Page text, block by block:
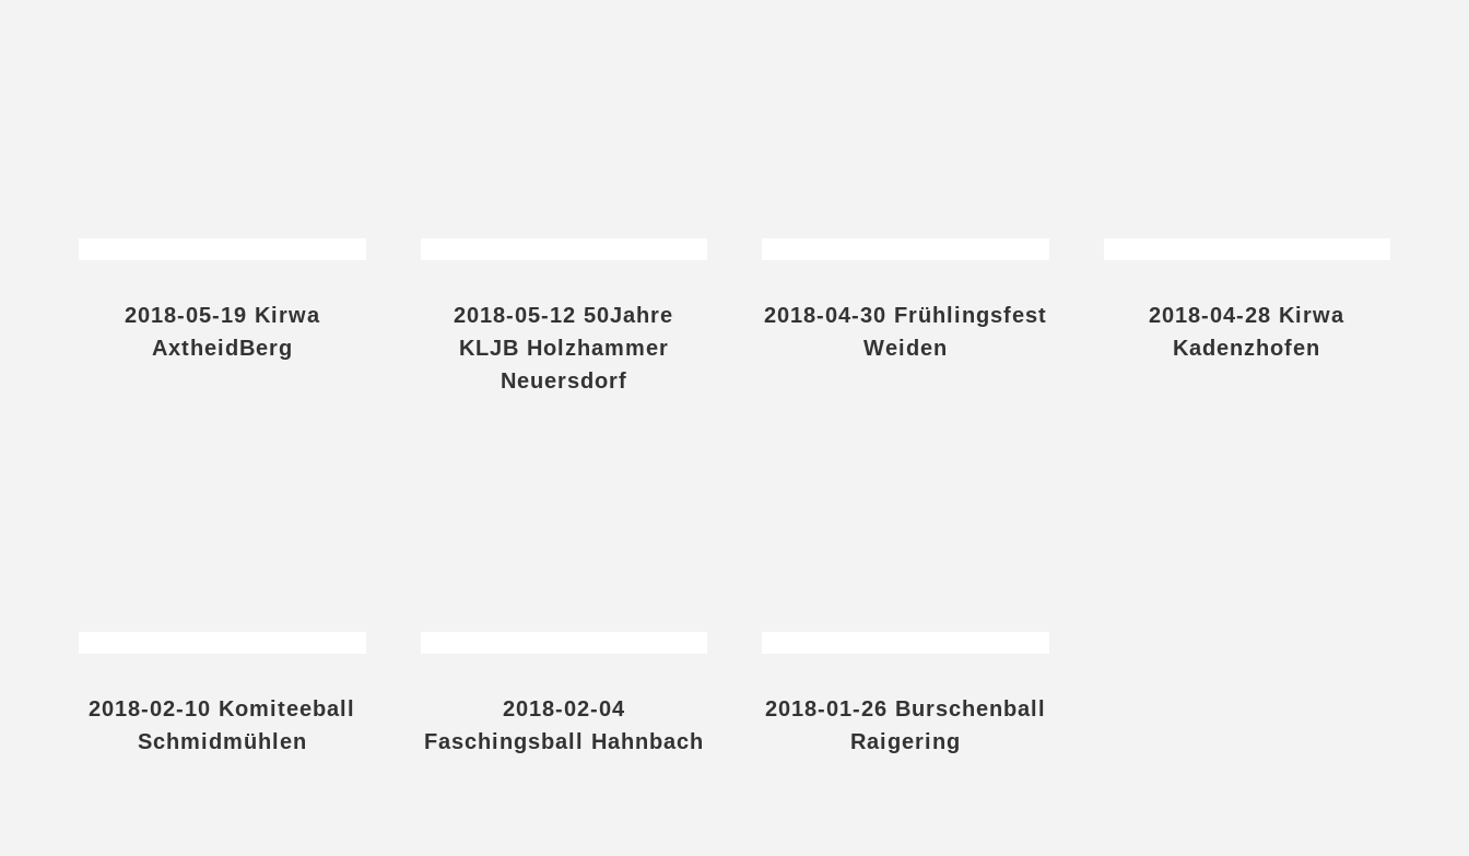
2018-05-19 Kirwa
AxtheidBerg
2018-05-12 50Jahre
KLJB Holzhammer
Neuersdorf
2018-04-30 Frühlingsfest
Weiden
2018-04-28 Kirwa
Kadenzhofen
2018-02-10 Komiteeball
Schmidmühlen
2018-02-04
Faschingsball Hahnbach
2018-01-26 Burschenball
Raigering